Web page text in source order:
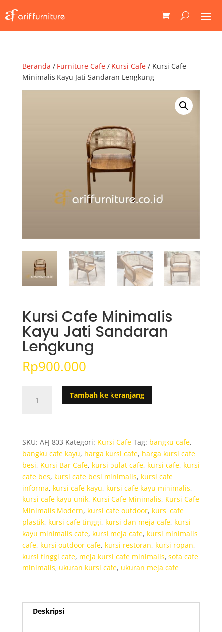
Beranda / Furniture Cafe/ Kursi Cafe/ Kursi Cafe
Minimalis Kayu Jati Sandaran Lengkung
Kursi Cafe Minimalis
Kayu Jati Sandaran
Lengkung
Rp900.000
Kursi
Jati
Sandaran
Lengkung
Tambah ke keranjang
SKU: AFJ 803 Kategori: Kursi Cafe Tag: bangku cafe,
bangku cafe kayu, harga kursi cafe, harga kursi cafe
besi, Kursi Bar Cafe, kursi bulat cafe, kursi cafe, kursi
cafe bes, kursi cafe besi minimalis, kursi cafe
informa, kursi cafe kayu, kursi cafe kayu minimalis,
kursi cafe kayu unik, Kursi Cafe Minimalis, Kursi Cafe
Minimalis Modern, kursi cafe outdoor, kursi cafe
plastik, kursi cafe tinggi, kursi dan meja cafe, kursi
kayu minimalis cafe, kursi meja cafe, kursi minimalis
cafe, kursi outdoor cafe, kursi restoran, kursi ropan,
kursi tinggi cafe, meja kursi cafe minimalis, sofa cafe
minimalis, ukuran kursi cafe, ukuran meja cafe
Deskripsi